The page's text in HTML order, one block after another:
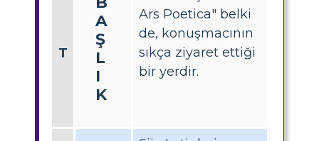
T
A
Ş
L
I
K
Ars Poetica" belki
de, konuşmacının
sıkça ziyaret ettiği
bir yerdir.